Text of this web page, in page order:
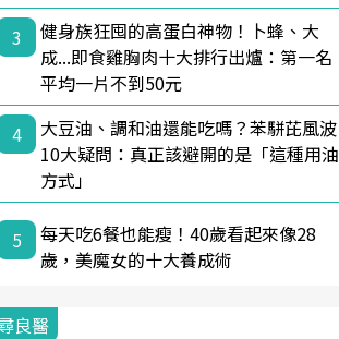
3
健身族狂囤的高蛋白神物！卜蜂、大
成...即食雞胸肉十大排行出爐：第一名
平均一片不到50元
4
大豆油、調和油還能吃嗎？苯駢芘風波
10大疑問：真正該避開的是「這種用油
方式」
5
每天吃6餐也能瘦！40歲看起來像28
歲，美魔女的十大養成術
良醫